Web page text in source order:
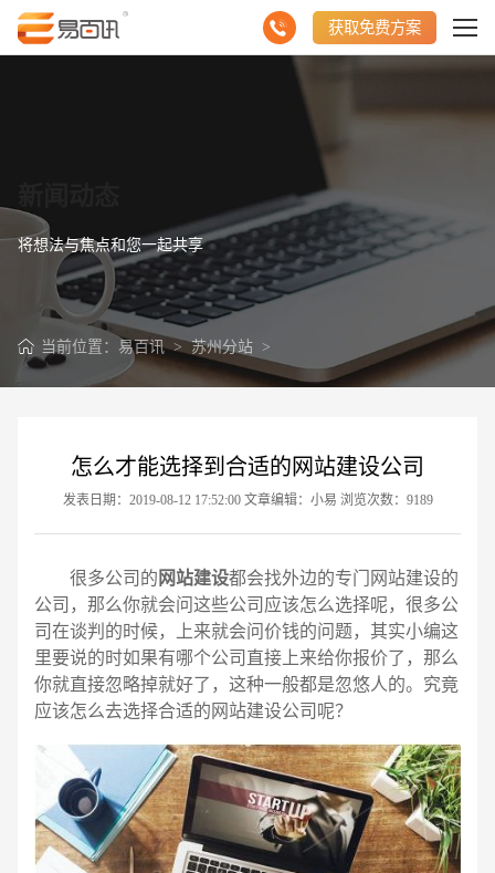
获取免费方案
将想法与焦点和您一起共享
当前位置： 易百讯>苏州分站>
怎么才能选择到合适的网站建设公司
发表日期：2019-08-12 17:52:00 文章编辑：小易 浏览次数：9189
很多公司的 网站建设都会找外边的专门网站建设的
公司，那么你就会问这些公司应该怎么选择呢，很多公
司在谈判的时候，上来就会问价钱的问题，其实小编这
里要说的时如果有哪个公司直接上来给你报价了，那么
你就直接忽略掉就好了，这种一般都是忽悠人的。究竟
应该怎么去选择合适的网站建设公司呢？